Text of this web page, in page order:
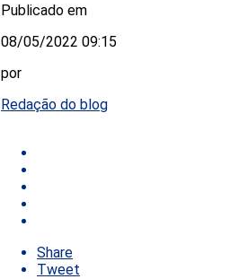
Publicado em
08/05/2022 09:15
por
Redação do blog
Share
Tweet